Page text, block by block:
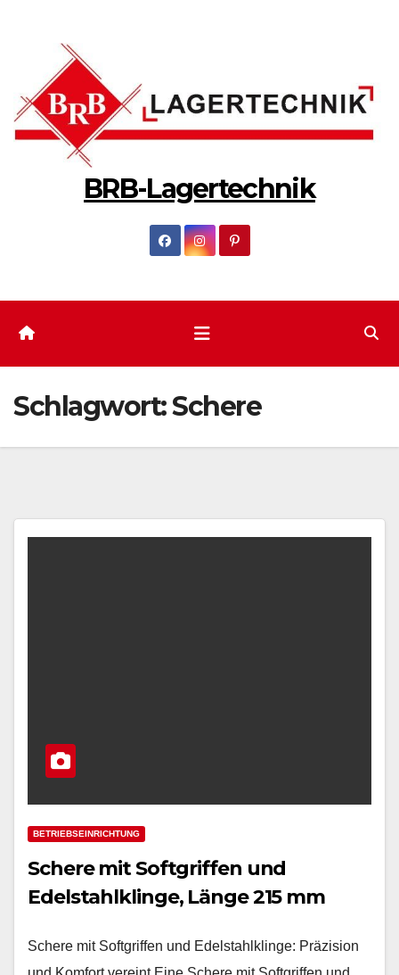
BRB-Lagertechnik
Schlagwort:Schere
BETRIEBSEINRICHTUNG
Schere mit Softgriffen und
Edelstahlklinge, Länge 215 mm
Schere mit Softgriffen und Edelstahlklinge: Präzision